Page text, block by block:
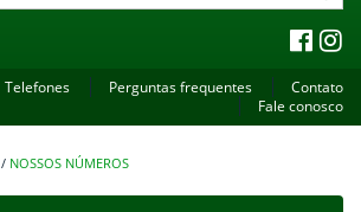
Telefones Perguntas frequentes
Contato
Fale conosco
/ NOSSOS NÚMEROS